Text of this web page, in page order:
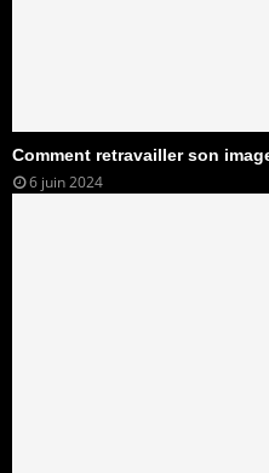
Comment retravailler son
6 juin 2024